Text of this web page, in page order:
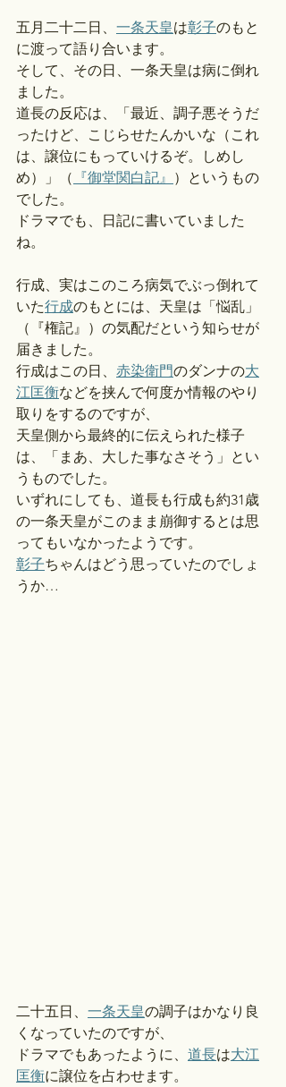
五月二十二日、 一条天皇は彰子のもと
に渡って語り合います。
そして、その日、一条天皇は病に倒れ
ました。
道長の反応は、「最近、調子悪そうだ
ったけど、こじらせたんかいな（これ
は、譲位にもっていけるぞ。しめし
め）」（ 『御堂関白記』 ）というもの
でした。
ドラマでも、日記に書いていました
ね。
行成、実はこのころ病気でぶっ倒れて
いた行成のもとには、天皇は「悩乱」
（『権記』）の気配だという知らせが
届きました。
行成はこの日、 赤染衛門のダンナの大
江匡衡などを挟んで何度か情報のやり
取りをするのですが、
天皇側から最終的に伝えられた様子
は、「まあ、大した事なさそう」とい
うものでした。
いずれにしても、道長も行成も約31歳
の一条天皇がこのまま崩御するとは思
ってもいなかったようです。
彰子ちゃんはどう思っていたのでしょ
うか…
二十五日、 一条天皇の調子はかなり良
くなっていたのですが、
ドラマでもあったように、 道長は大江
匡衡に譲位を占わせます。